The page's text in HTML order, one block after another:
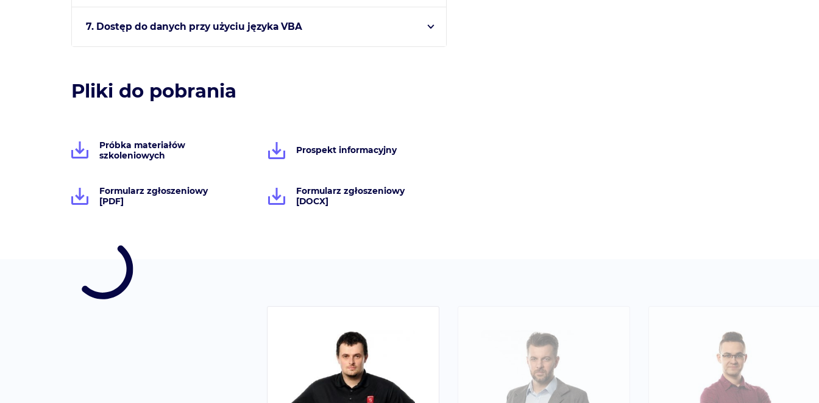
7. Dostęp do danych przy użyciu języka VBA
Pliki do pobrania
Próbka materiałów
szkoleniowych
Prospekt informacyjny
Formularz zgłoszeniowy
[PDF]
Formularz zgłoszeniowy
[DOCX]